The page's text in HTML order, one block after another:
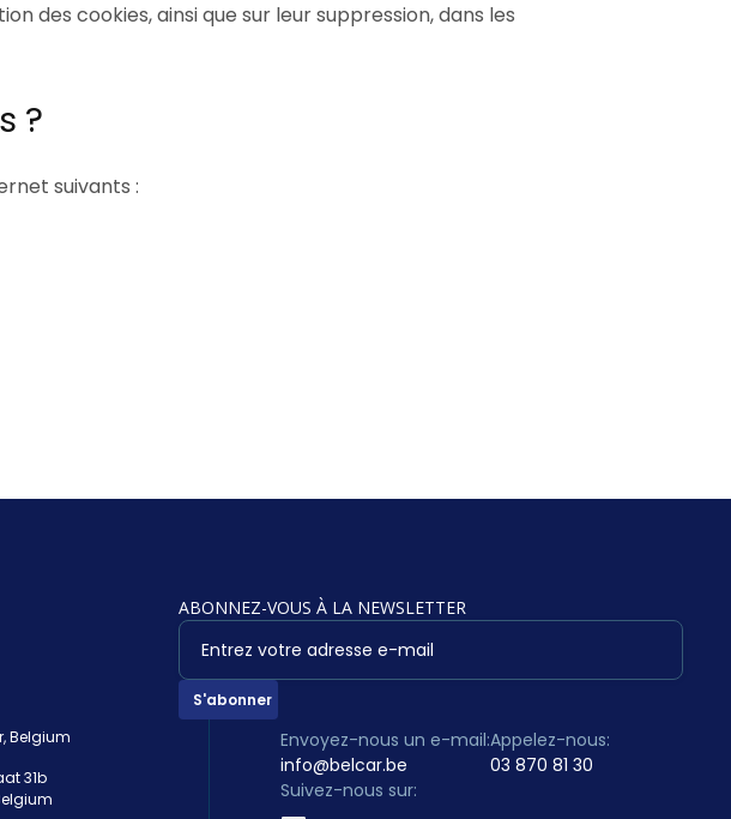
des cookies, ainsi que sur leur suppression, dans les
?
suivants :
ABONNEZ-VOUS À LA NEWSLETTER
Belgium
31b
Envoyez-nous un e-mail:
info@belcar.be
Appelez-nous:
03 870 81 30
Suivez-nous sur: